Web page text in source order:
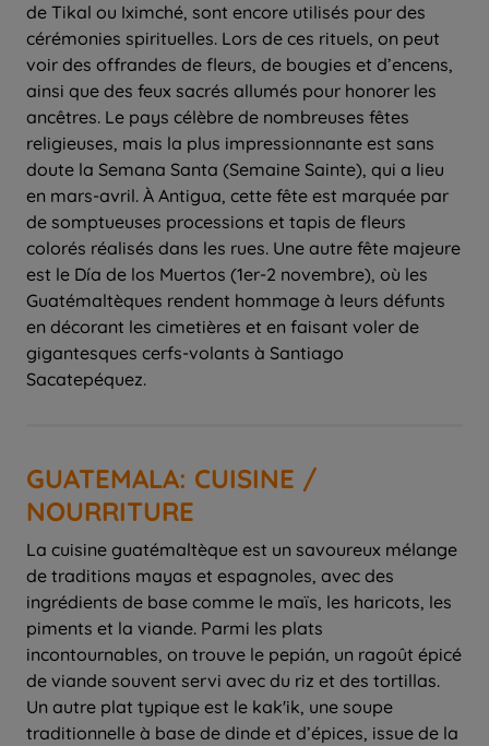
de Tikal ou Iximché, sont encore utilisés pour des
cérémonies spirituelles. Lors de ces rituels, on peut
voir des offrandes de fleurs, de bougies et d’encens,
ainsi que des feux sacrés allumés pour honorer les
ancêtres. Le pays célèbre de nombreuses fêtes
religieuses, mais la plus impressionnante est sans
doute la Semana Santa (Semaine Sainte), qui a lieu
en mars-avril. À Antigua, cette fête est marquée par
de somptueuses processions et tapis de fleurs
colorés réalisés dans les rues. Une autre fête majeure
est le Día de los Muertos (1er-2 novembre), où les
Guatémaltèques rendent hommage à leurs défunts
en décorant les cimetières et en faisant voler de
gigantesques cerfs-volants à Santiago
Sacatepéquez.
GUATEMALA: CUISINE /
NOURRITURE
La cuisine guatémaltèque est un savoureux mélange
de traditions mayas et espagnoles, avec des
ingrédients de base comme le maïs, les haricots, les
piments et la viande. Parmi les plats
incontournables, on trouve le pepián, un ragoût épicé
de viande souvent servi avec du riz et des tortillas.
Un autre plat typique est le kak'ik, une soupe
traditionnelle à base de dinde et d’épices, issue de la